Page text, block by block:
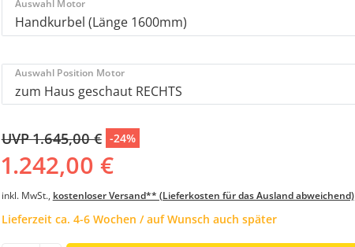
Auswahl Motor
Auswahl Position Motor
UVP 1.645,00 € -24%
1.242,00 €
inkl. MwSt., kostenloser Versand** (Lieferkosten für das Ausland abweichend)
Lieferzeit ca. 4-6 Wochen / auf Wunsch auch später